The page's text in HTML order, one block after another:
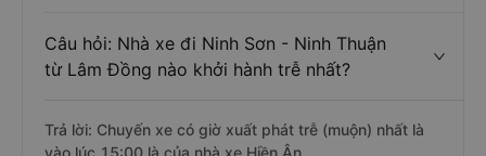
Câu hỏi: Nhà xe đi Ninh Sơn - Ninh Thuận
từ Lâm Đồng nào khởi hành trễ nhất?
Trả lời: Chuyến xe có giờ xuất phát trễ (muộn) nhất là
vào lúc 15:00 là của nhà xe Hiền Ân.